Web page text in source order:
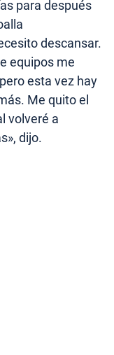
para después
descansar.
equipos me
esta vez hay
Me quito el
volveré a
dijo.